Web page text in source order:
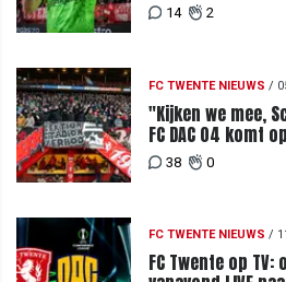
14 2
FC TWENTE NIEUWS /
"Kijken we mee,
FC DAC 04 komt
blij met
38 0
FC TWENTE NIEUWS /
FC Twente op